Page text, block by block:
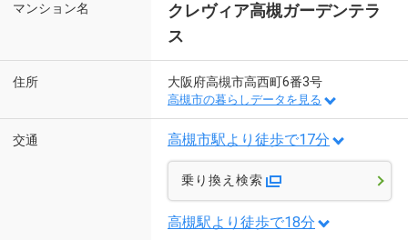
マンション名
クレヴィア高槻ガーデンテラ
ス
住所 大阪府高槻市高西町6番3号
高槻市の暮らしデータを見る
交通 高槻市駅より徒歩で17分
乗り換え検索
高槻駅より徒歩で18分